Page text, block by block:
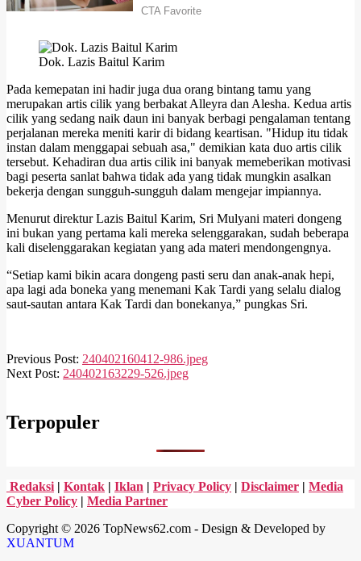
Dok. Lazis Baitul Karim
Pada kemepatan ini hadir juga dua orang bintang tamu yang
merupakan artis cilik yang berbakat Alleyra dan Alesha. Kedua artis
cilik yang sedang naik daun ini banyak berbagi pengalaman tentang
perjalanan mereka meniti karir di bidang keartisan. "Hidup itu tidak
instan dalam menggapai sebuah asa," demikian kata duo artis cilik
tersebut. Kehadiran dua artis cilik ini banyak memeberikan motivasi
bagi peserta sanlat bahwa tidak ada yang tidak mungkin asalkan
bekerja dengan sungguh-sungguh dalam mengejar impiannya.
Menurut direktur Lazis Baitul Karim, Sri Mulyani materi dongeng
ini bukan yang pertama kali mereka selenggarakan, sudah beberapa
kali diselenggarakan kegiatan yang ada materi mendongengnya.
“Setiap kami bikin acara dongeng pasti seru dan anak-anak hepi,
apa lagi ada boneka yang menemani Kak Tardi yang selalu dialog
saut-sautan antara Kak Tardi dan bonekanya,” pungkas Sri.
2024-
04-
Previous Post: 240402160412-986.jpeg
Next Post: 240402163229-526.jpeg
Terpopuler
Redaksi | Kontak | Iklan | Privacy Policy | Disclaimer | Media
Cyber Policy | Media Partner
Copyright © 2026 TopNews62.com - Design & Developed by
XUANTUM